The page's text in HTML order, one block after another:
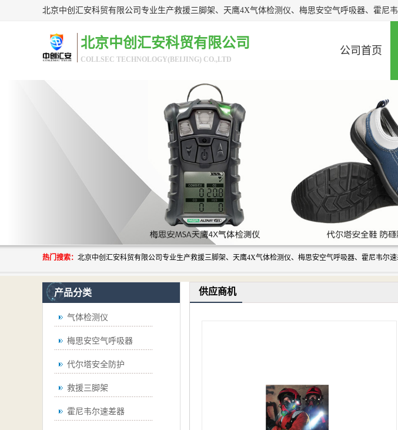
北京中创汇安科贸有限公司
COLLSEC TECHNOLOGY(BEIJING) CO.,LTD
公司首页
热门搜索：
产品分类
气体检测仪
梅思安空气呼吸器
代尔塔安全防护
救援三脚架
霍尼韦尔速差器
供应商机